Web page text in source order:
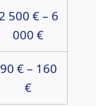
2 500 € – 6
000 €
90 € – 160
€